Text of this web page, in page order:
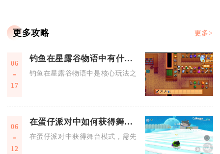
更多攻略 更多>
06
17
钓鱼在星露谷物语中有什么用途
钓鱼在星露谷物语中是核心玩法之一，兼具稳定赚钱、推进
06
12
在蛋仔派对中如何获得舞台模式
在蛋仔派对中获得舞台模式，需先解锁对应入口并掌握入场